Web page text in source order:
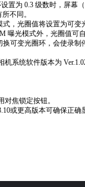
置为 0.3 级数时，屏幕
不同。
，光圈值将设置为可变
曝光模式外，光圈值可自
可变光圈环，会使录制
系统软件版本为
焦锁定按钮。
或更高版本可确保正确